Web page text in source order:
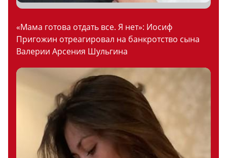
«Мама готова отдать все. Я нет»: Иосиф
Пригожин отреагировал на банкротство сына
Валерии Арсения Шульгина